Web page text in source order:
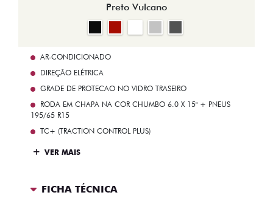
Preto Vulcano
AR-CONDICIONADO
DIREÇÃO ELÉTRICA
GRADE DE PROTECAO NO VIDRO TRASEIRO
RODA EM CHAPA NA COR CHUMBO 6.0 X 15" + PNEUS
195/65 R15
TC+ (TRACTION CONTROL PLUS)
VER MAIS
FICHA TÉCNICA